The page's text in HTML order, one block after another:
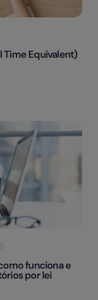
Time Equivalent)
funciona e
por lei